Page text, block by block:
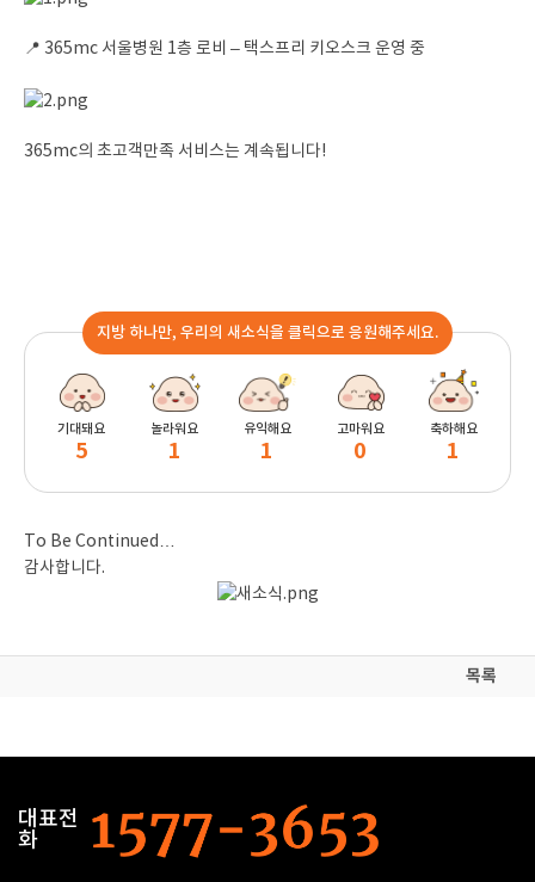
📍 365mc 서울병원 1층 로비 – 택스프리 키오스크 운영 중
365mc의 초고객만족 서비스는 계속됩니다!
지방 하나만, 우리의 새소식을 클릭으로 응원해주세요.
기대돼요
5
놀라워요
1
유익해요
1
고마워요
0
축하해요
1
To Be Continued…
감사합니다.
목록
대표전
화